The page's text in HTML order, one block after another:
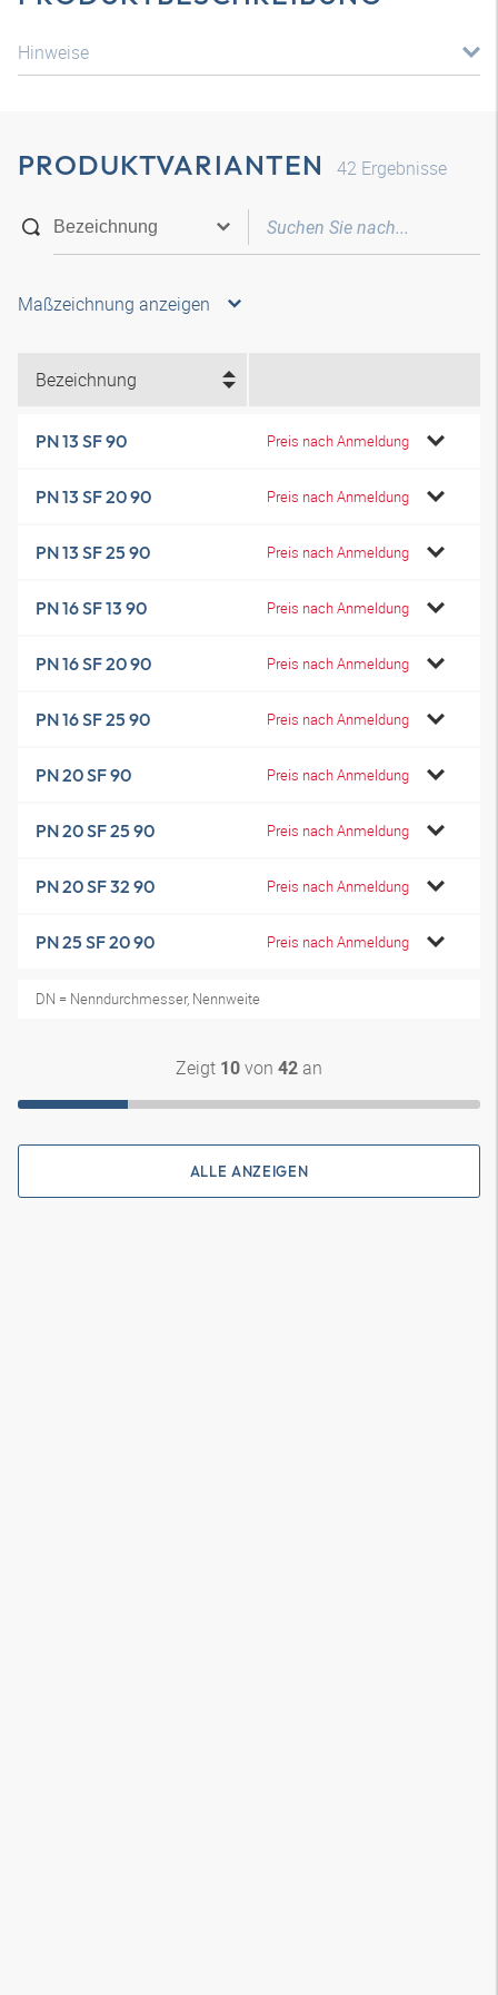
Hinweise
PRODUKTVARIANTEN 42 Ergebnisse
Maßzeichnung anzeigen
Bezeichnung
PN 13 SF 90 Preis nach Anmeldung
PN 13 SF 20 90 Preis nach Anmeldung
PN 13 SF 25 90 Preis nach Anmeldung
PN 16 SF 13 90 Preis nach Anmeldung
PN 16 SF 20 90 Preis nach Anmeldung
PN 16 SF 25 90 Preis nach Anmeldung
PN 20 SF 90 Preis nach Anmeldung
PN 20 SF 25 90 Preis nach Anmeldung
PN 20 SF 32 90 Preis nach Anmeldung
PN 25 SF 20 90 Preis nach Anmeldung
DN = Nenndurchmesser, Nennweite
Zeigt 10 von 42 an
ALLE ANZEIGEN